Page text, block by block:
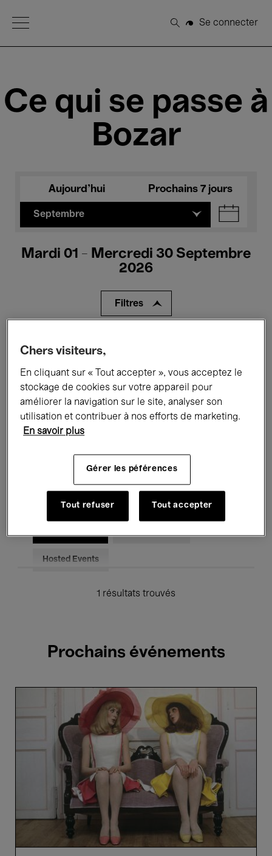
Open Menu
Rechercher
Se connecter
Ce qui se passe à
Bozar
Aujourd'hui Prochains 7 jours
Septembre
Mardi 01 - Mercredi 30 Septembre
2026
Filtres
Expositions Films Performances
Rencontres & Débats Jazz
Musique classique
Musique électronique
Pour tous Kids’ Palace
Hosted Events
1 résultats trouvés
Prochains événements
de
Rochefort
Jacques
Chers visiteurs,
En cliquant sur « Tout accepter », vous acceptez le
stockage de cookies sur votre appareil pour
améliorer la navigation sur le site, analyser son
utilisation et contribuer à nos efforts de marketing.
En savoir plus
Gérer les péférences
Tout refuser Tout accepter